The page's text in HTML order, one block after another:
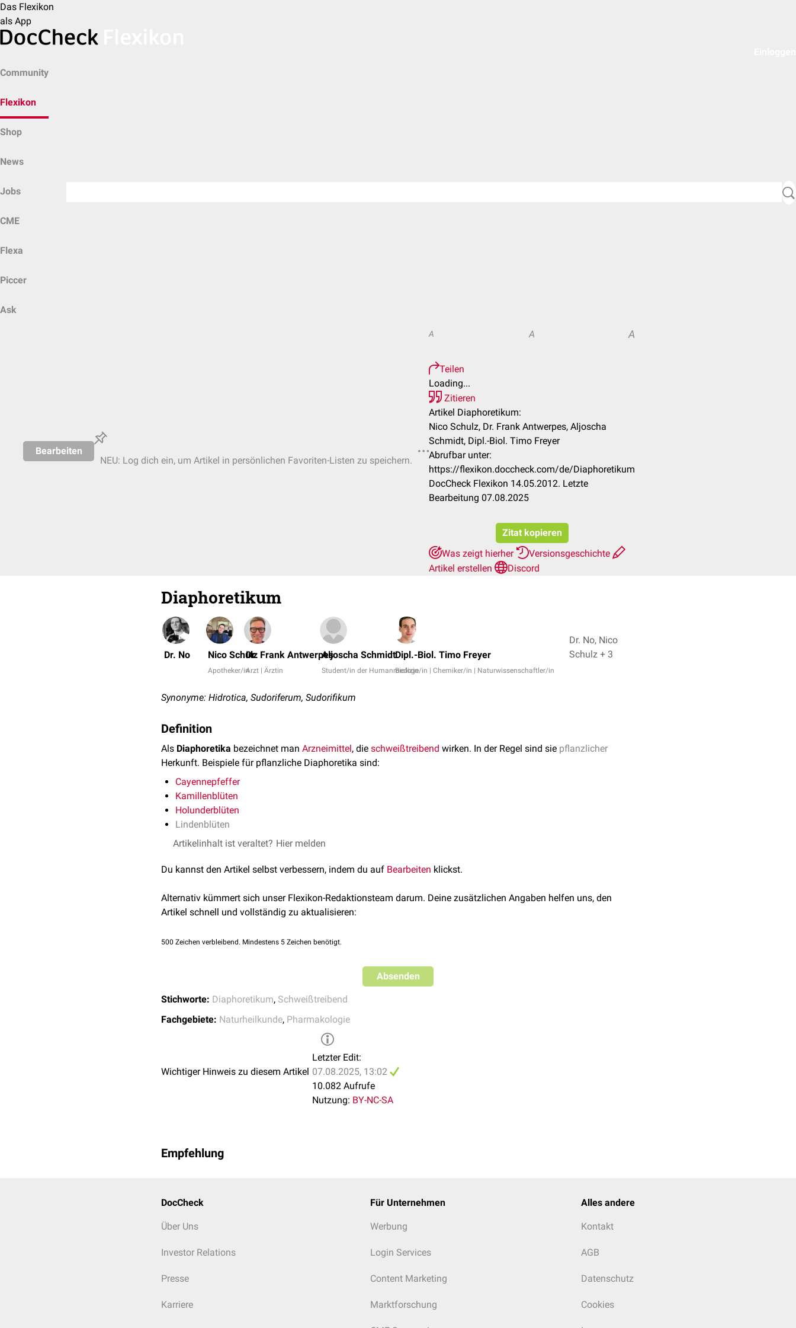
Das Flexikon
als App
Community
Flexikon
Shop
News
Jobs
CME
Flexa
Piccer
Ask
Bearbeiten
NEU: Log dich ein, um Artikel in persönlichen Favoriten-Listen zu speichern.
A A A
Teilen
Loading...
Zitieren
Artikel Diaphoretikum:
Nico Schulz, Dr. Frank Antwerpes, Aljoscha
Schmidt, Dipl.-Biol. Timo Freyer
Abrufbar unter:
https://flexikon.doccheck.com/de/Diaphoretikum
DocCheck Flexikon 14.05.2012. Letzte
Bearbeitung 07.08.2025
Zitat kopieren
Was zeigt hierher
Versionsgeschichte
Artikel erstellen
Discord
Diaphoretikum
Dr. No Nico Schulz
Apotheker/in
Dr. Frank Antwerpes
Arzt | Ärztin
Aljoscha Schmidt
Student/in der Humanmedizin
Dipl.-Biol. Timo Freyer
Biologe/in | Chemiker/in | Naturwissenschaftler/in
Dr. No, Nico
Schulz + 3
Synonyme: Hidrotica, Sudoriferum, Sudorifikum
Definition
Als Diaphoretika bezeichnet man Arzneimittel, die schweißtreibend wirken. In der Regel sind sie pflanzlicher
Herkunft. Beispiele für pflanzliche Diaphoretika sind:
Cayennepfeffer
Kamillenblüten
Holunderblüten
Lindenblüten
Artikelinhalt ist veraltet? Hier melden
Du kannst den Artikel selbst verbessern, indem du auf Bearbeiten klickst.
Alternativ kümmert sich unser Flexikon-Redaktionsteam darum. Deine zusätzlichen Angaben helfen uns, den
Artikel schnell und vollständig zu aktualisieren:
500 Zeichen verbleibend. Mindestens 5 Zeichen benötigt.
Absenden
Stichworte: Diaphoretikum, Schweißtreibend
Fachgebiete: Naturheilkunde, Pharmakologie
Wichtiger Hinweis zu diesem Artikel
Letzter Edit:
07.08.2025, 13:02
10.082 Aufrufe
Nutzung: BY-NC-SA
Empfehlung
DocCheck
Über Uns
Investor Relations
Presse
Karriere
Für Unternehmen
Werbung
Login Services
Content Marketing
Marktforschung
Alles andere
Kontakt
AGB
Datenschutz
Cookies